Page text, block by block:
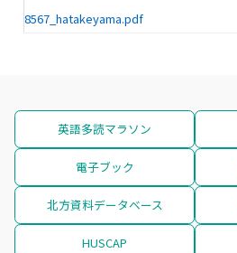
8567_hatakeyama.pdf
英語多読マラソン
電子ブック
北方資料データベース
HUSCAP